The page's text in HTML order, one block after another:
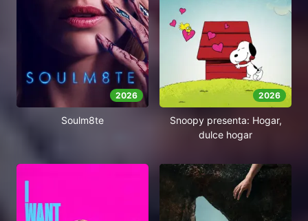
2026
Soulm8te
2026
Snoopy presenta: Hogar,
dulce hogar